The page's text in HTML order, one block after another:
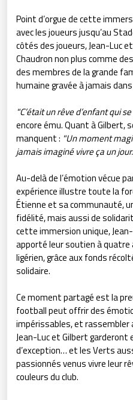
Point d’orgue de cette
avec les joueurs jusqu’au
côtés des joueurs, Jean-Luc
Chaudron non plus comme
des membres de la grande
humaine gravée à jamais
"C’était un rêve d’enfant qui
encore ému. Quant à Gilbert,
manquent : "Un moment
jamais imaginé vivre ça un
Au-delà de l’émotion vécue
expérience illustre toute la
Étienne et sa communauté,
fidélité, mais aussi de
cette immersion unique,
apporté leur soutien à
ligérien, grâce aux fonds
solidaire.
Ce moment partagé est la
football peut offrir des
impérissables, et rassembler
Jean-Luc et Gilbert garderont
d’exception… et les Verts
passionnés venus vivre leur
couleurs du club.